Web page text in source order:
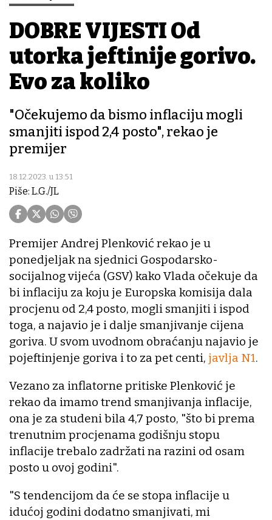
DOBRE VIJESTI Od
utorka jeftinije gorivo.
Evo za koliko
"Očekujemo da bismo inflaciju mogli
smanjiti ispod 2,4 posto", rekao je
premijer
18.12.2023. u 13:51
Piše: L.G./JL
Premijer Andrej Plenković rekao je u
ponedjeljak na sjednici Gospodarsko-
socijalnog vijeća (GSV) kako Vlada očekuje da
bi inflaciju za koju je Europska komisija dala
procjenu od 2,4 posto, mogli smanjiti i ispod
toga, a najavio je i dalje smanjivanje cijena
goriva. U svom uvodnom obraćanju najavio je
pojeftinjenje goriva i to za pet centi, javlja N1.
Vezano za inflatorne pritiske Plenković je
rekao da imamo trend smanjivanja inflacije,
ona je za studeni bila 4,7 posto, "što bi prema
trenutnim procjenama godišnju stopu
inflacije trebalo zadržati na razini od osam
posto u ovoj godini".
"S tendencijom da će se stopa inflacije u
idućoj godini dodatno smanjivati, mi